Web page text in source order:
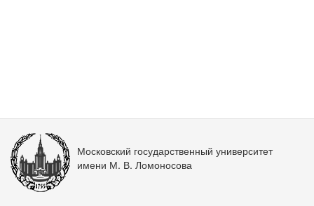
Московский государственный университет
имени М. В. Ломоносова